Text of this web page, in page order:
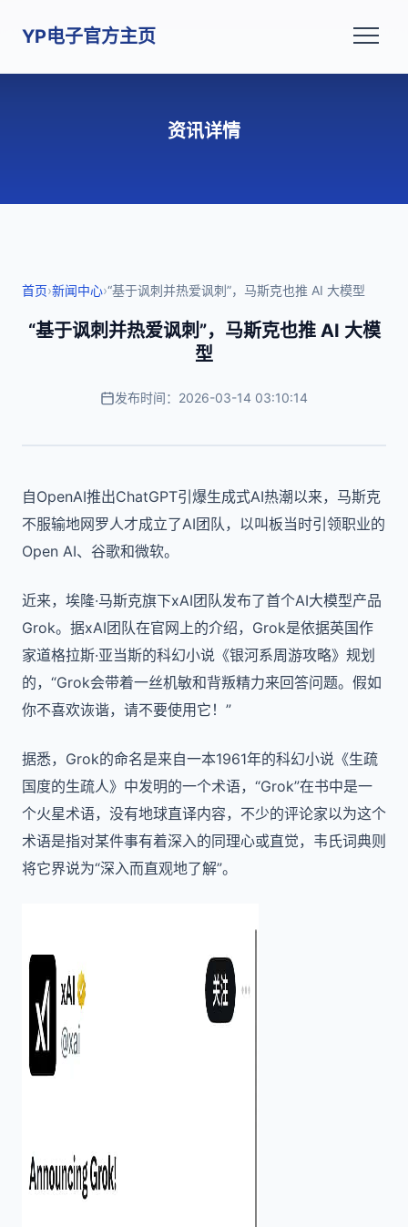
YP电子官方主页
资讯详情
首页›新闻中心›“基于讽刺并热爱讽刺”，马斯克也推 AI 大模型
“基于讽刺并热爱讽刺”，马斯克也推 AI 大模
型
发布时间：2026-03-14 03:10:14
自OpenAI推出ChatGPT引爆生成式AI热潮以来，马斯克
不服输地网罗人才成立了AI团队，以叫板当时引领职业的
Open AI、谷歌和微软。
近来，埃隆·马斯克旗下xAI团队发布了首个AI大模型产品
Grok。据xAI团队在官网上的介绍，Grok是依据英国作
家道格拉斯·亚当斯的科幻小说《银河系周游攻略》规划
的，“Grok会带着一丝机敏和背叛精力来回答问题。假如
你不喜欢诙谐，请不要使用它！”
据悉，Grok的命名是来自一本1961年的科幻小说《生疏
国度的生疏人》中发明的一个术语，“Grok”在书中是一
个火星术语，没有地球直译内容，不少的评论家以为这个
术语是指对某件事有着深入的同理心或直觉，韦氏词典则
将它界说为“深入而直观地了解”。